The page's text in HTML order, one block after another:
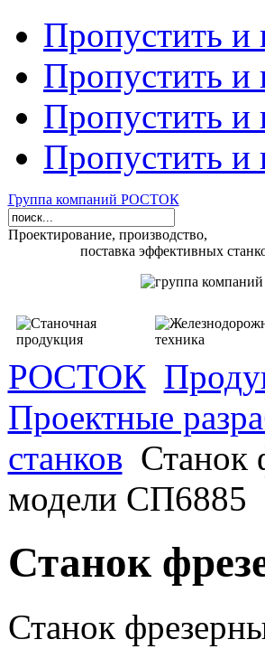
Пропустить и
Пропустить и
Пропустить и
Пропустить и
Группа компаний РОСТОК
Проектирование, производство,
поставка эффективных
РОСТОК
Проектные
станков Станок
модели СП6885
Станок
Станок